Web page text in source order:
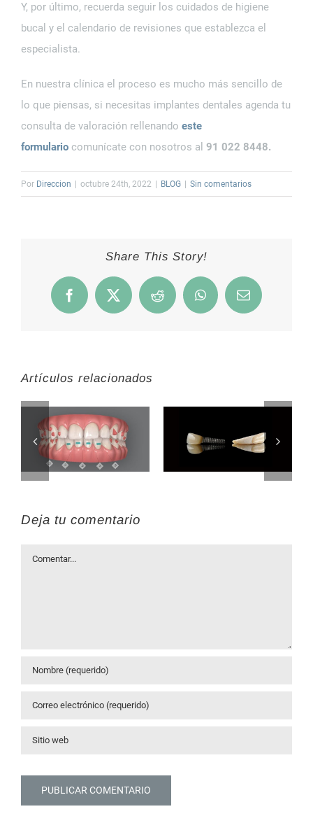
Y, por último, recuerda seguir los cuidados de higiene
bucal y el calendario de revisiones que establezca el
especialista.
En nuestra clínica el proceso es mucho más sencillo de
lo que piensas, si necesitas implantes dentales agenda tu
consulta de valoración rellenando este
formulario comunícate con nosotros al 91 022 8448.
Por Direccion octubre 24th, 2022 BLOG Sin comentarios
Share This Story!
Facebook
X Reddit WhatsAppCorreo
electrónico
Artículos relacionados
Deja tu comentario
Comentar